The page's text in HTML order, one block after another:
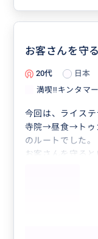
お客さんを守
20代
日本
満喫‼️キンタマ
今回は、ライス
寺院→昼食→トゥ
のルートでした。
お客さんを守る